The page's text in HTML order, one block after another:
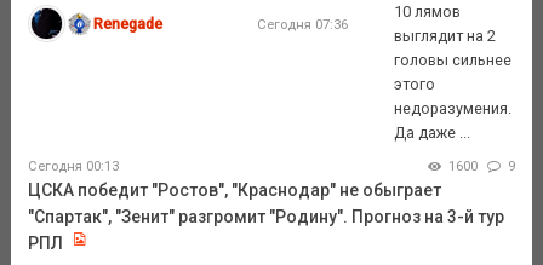
Renegade Сегодня 07:36
10 лямов
выглядит на 2
головы сильнее
этого
недоразумения.
Да даже ...
Сегодня 00:13 1600 9
ЦСКА победит "Ростов", "Краснодар" не обыграет
"Спартак", "Зенит" разгромит "Родину". Прогноз на 3-й тур
РПЛ